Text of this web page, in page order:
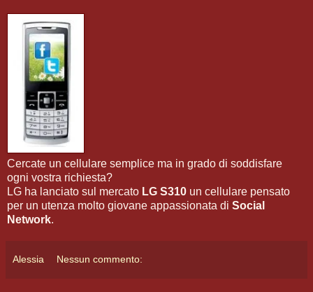
Cercate un cellulare semplice ma in grado di soddisfare
ogni vostra richiesta?
LG ha lanciato sul mercato LG S310 un cellulare pensato
per un utenza molto giovane appassionata di Social
Network.
Alessia Nessun commento: